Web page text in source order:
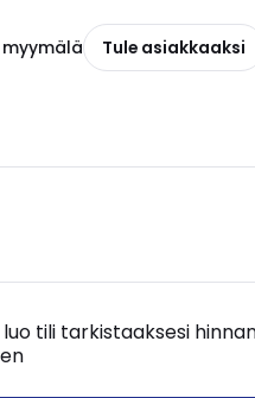
myymälä Tule asiakkaaksi
tili tarkistaaksesi